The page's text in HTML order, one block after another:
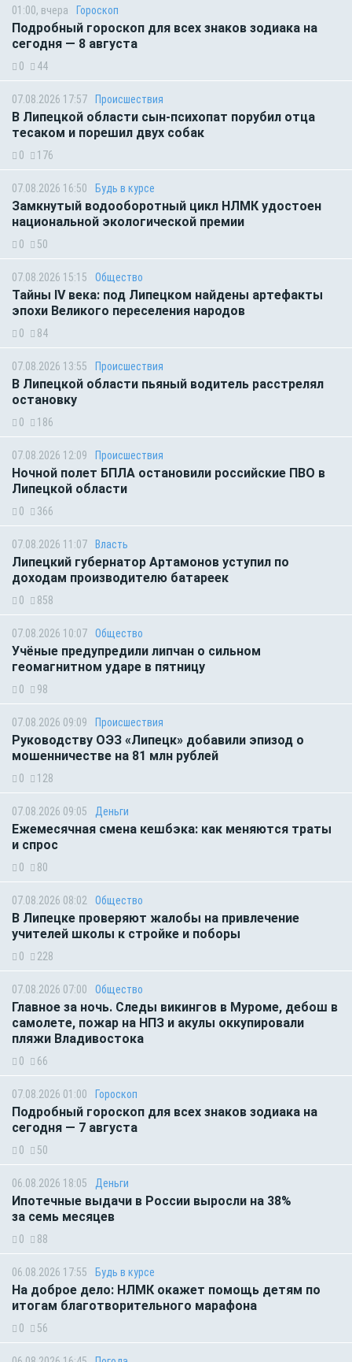
01:00, вчера Гороскоп
Подробный гороскоп для всех знаков зодиака на
сегодня — 8 августа
0 44
07.08.2026 17:57 Происшествия
В Липецкой области сын-психопат порубил отца
тесаком и порешил двух собак
0 176
07.08.2026 16:50 Будь в курсе
Замкнутый водооборотный цикл НЛМК удостоен
национальной экологической премии
0 50
07.08.2026 15:15 Общество
Тайны IV века: под Липецком найдены артефакты
эпохи Великого переселения народов
0 84
07.08.2026 13:55 Происшествия
В Липецкой области пьяный водитель расстрелял
остановку
0 186
07.08.2026 12:09 Происшествия
Ночной полет БПЛА остановили российские ПВО в
Липецкой области
0 366
07.08.2026 11:07 Власть
Липецкий губернатор Артамонов уступил по
доходам производителю батареек
0 858
07.08.2026 10:07 Общество
Учёные предупредили липчан о сильном
геомагнитном ударе в пятницу
0 98
07.08.2026 09:09 Происшествия
Руководству ОЭЗ «Липецк» добавили эпизод о
мошенничестве на 81 млн рублей
0 128
07.08.2026 09:05 Деньги
Ежемесячная смена кешбэка: как меняются траты
и спрос
0 80
07.08.2026 08:02 Общество
В Липецке проверяют жалобы на привлечение
учителей школы к стройке и поборы
0 228
07.08.2026 07:00 Общество
Главное за ночь. Следы викингов в Муроме, дебош в
самолете, пожар на НПЗ и акулы оккупировали
пляжи Владивостока
0 66
07.08.2026 01:00 Гороскоп
Подробный гороскоп для всех знаков зодиака на
сегодня — 7 августа
0 50
06.08.2026 18:05 Деньги
Ипотечные выдачи в России выросли на 38%
за семь месяцев
0 88
06.08.2026 17:55 Будь в курсе
На доброе дело: НЛМК окажет помощь детям по
итогам благотворительного марафона
0 56